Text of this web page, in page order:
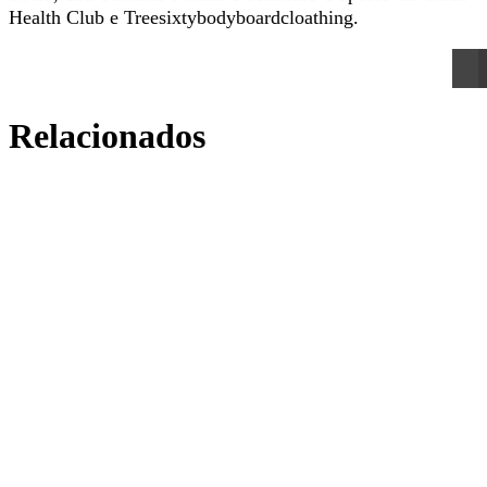
Health Club e Treesixtybodyboardcloathing.
Relacionados